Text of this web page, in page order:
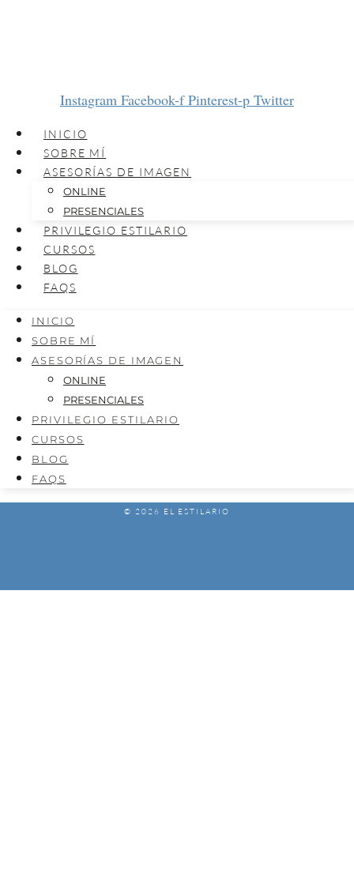
Instagram Facebook-f Pinterest-p Twitter
INICIO
SOBRE MÍ
ASESORÍAS DE IMAGEN
ONLINE
PRESENCIALES
PRIVILEGIO ESTILARIO
CURSOS
BLOG
FAQS
INICIO
SOBRE MÍ
ASESORÍAS DE IMAGEN
ONLINE
PRESENCIALES
PRIVILEGIO ESTILARIO
CURSOS
BLOG
FAQS
© 2026 EL ESTILARIO